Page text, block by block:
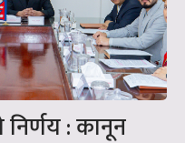
निर्णय : कानून